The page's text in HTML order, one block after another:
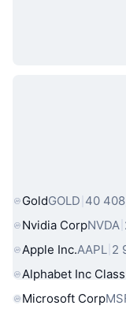
Populära
GoldGOLD 40
Nvidia CorpNVDA
Apple Inc.AAPL 2
Alphabet Inc
Microsoft Corp